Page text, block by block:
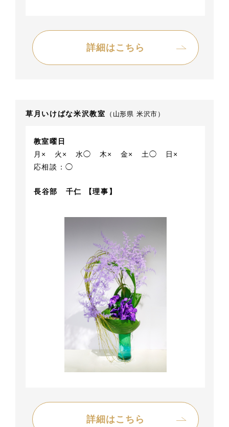
詳細はこちら
草月いけばな米沢教室 （山形県 米沢市）
教室曜日
月×
火× 水◯ 木× 金× 土◯
日×
応相談：◯
長谷部 千仁 【理事】
詳細はこちら